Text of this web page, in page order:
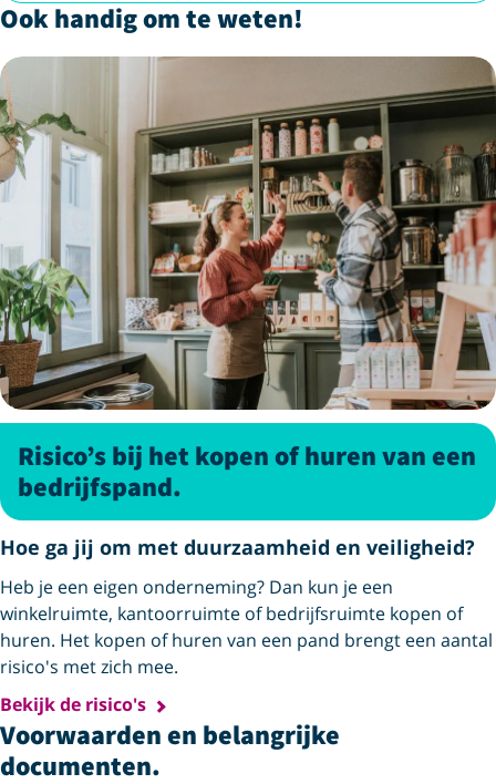
Ook handig om te weten!
Risico’s bij het kopen of huren van een
bedrijfspand.
Hoe ga jij om met duurzaamheid en veiligheid?
Heb je een eigen onderneming? Dan kun je een
winkelruimte, kantoorruimte of bedrijfsruimte kopen of
huren. Het kopen of huren van een pand brengt een aantal
risico's met zich mee.
Bekijk de risico's
Voorwaarden en belangrijke
documenten.